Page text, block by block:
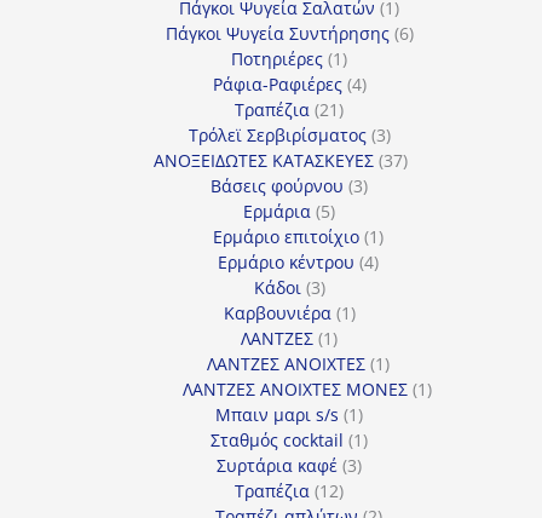
προϊόν
Πάγκοι Ψυγεία Σαλατών 11
προϊόν
Πάγκοι Ψυγεία Συντήρησης 66
Ποτηριέρες 11
προϊόν
Ράφια-Ραφιέρες 44
Τραπέζια 2121
προϊόντα
Τρόλεϊ Σερβιρίσματος 33
προϊόντα
ΑΝΟΞΕΙΔΩΤΕΣ ΚΑΤΑΣΚΕΥΕΣ 3737
Βάσεις φούρνου 33
Ερμάρια 55
προϊόντα
Ερμάριο επιτοίχιο 11
προϊόν
Ερμάριο κέντρου 44
Κάδοι 33
προϊόντα
Καρβουνιέρα 11
ΛΑΝΤΖΕΣ 11
προϊόν
ΛΑΝΤΖΕΣ ΑΝΟΙΧΤΕΣ 11
προϊόν
ΛΑΝΤΖΕΣ ΑΝΟΙΧΤΕΣ ΜΟΝΕΣ 11
Μπαιν μαρι s/s 11
προϊόν
Σταθμός cocktail 11
Συρτάρια καφέ 33
Τραπέζια 1212